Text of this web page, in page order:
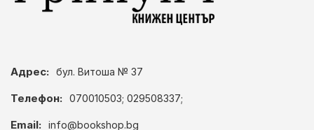
Адрес: бул. Витоша № 37
Телефон: 070010503; 029508337;
Email: info@bookshop.bg